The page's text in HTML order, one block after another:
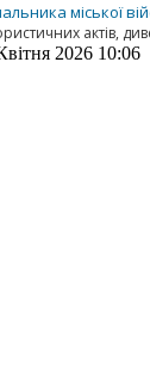
міської
актів,
2026 10:06